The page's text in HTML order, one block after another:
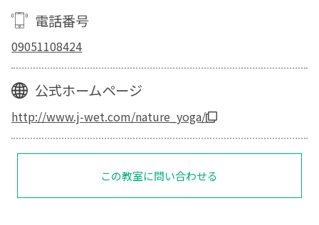
電話番号
09051108424
公式ホームページ
http://www.j-wet.com/nature_yoga/
この教室に問い合わせる